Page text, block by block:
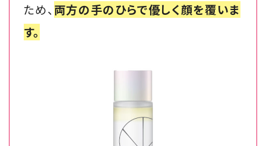
ため、両方の手のひらで優しく顔を覆いま
す。